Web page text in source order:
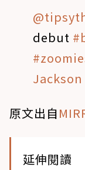
debut
Jackson
原文出自
延伸閱讀